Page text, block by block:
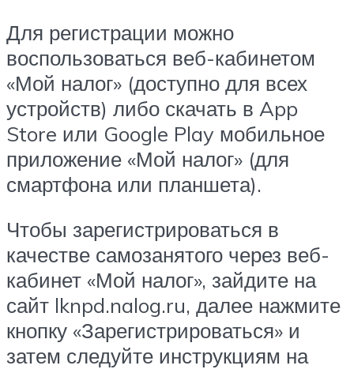
Для регистрации можно
воспользоваться веб-кабинетом
«Мой налог» (доступно для всех
устройств) либо скачать в App
Store или Google Play мобильное
приложение «Мой налог» (для
смартфона или планшета).
Чтобы зарегистрироваться в
качестве самозанятого через веб-
кабинет «Мой налог», зайдите на
сайт lknpd.nalog.ru, далее нажмите
кнопку «Зарегистрироваться» и
затем следуйте инструкциям на